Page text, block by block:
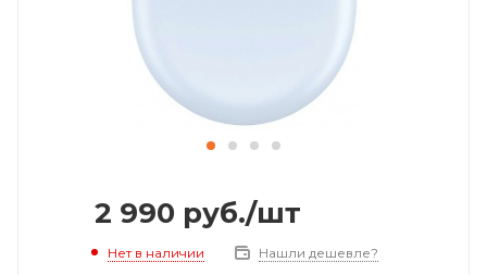
2 990 руб./шт
Нет в наличии Нашли дешевле?